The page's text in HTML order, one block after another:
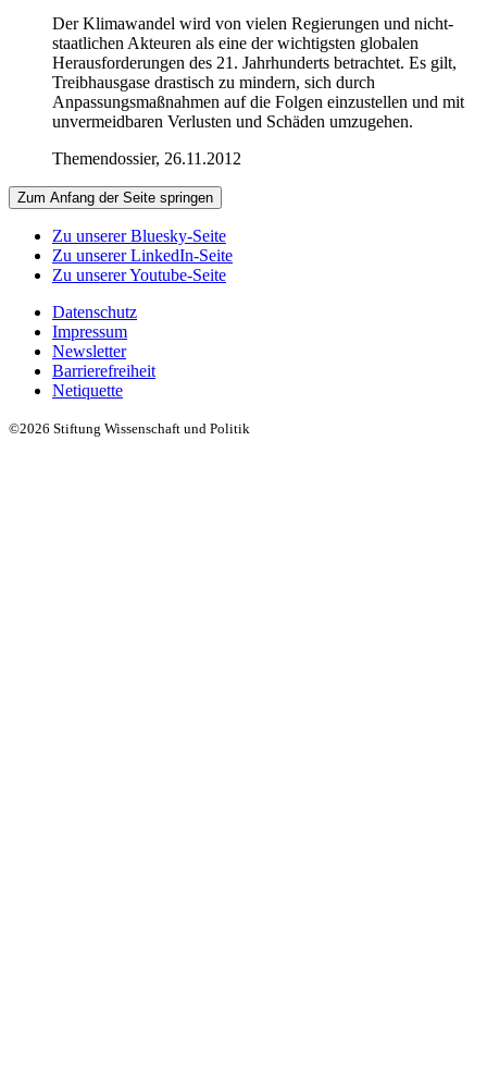
Der Klimawandel wird von vielen Regierungen und nicht-
staatlichen Akteuren als eine der wichtigsten globalen
Herausforderungen des 21. Jahrhunderts betrachtet. Es gilt,
Treibhausgase drastisch zu mindern, sich durch
Anpassungsmaßnahmen auf die Folgen einzustellen und mit
unvermeidbaren Verlusten und Schäden umzugehen.
Themendossier, 26.11.2012
Zum Anfang der Seite springen
Zu unserer Bluesky-Seite
Zu unserer LinkedIn-Seite
Zu unserer Youtube-Seite
Datenschutz
Impressum
Newsletter
Barrierefreiheit
Netiquette
©2026 Stiftung Wissenschaft und Politik